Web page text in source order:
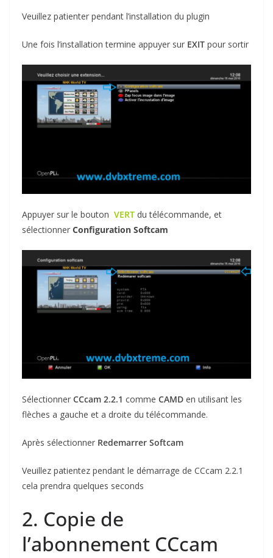
Veuillez patienter pendant l’installation du plugin
Une fois l’installation termine appuyer sur EXIT pour sortir
Appuyer sur le bouton VERT du télécommande, et
sélectionner Configuration Softcam
Sélectionner CCcam 2.2.1 comme CAMD en utilisant les
flèches a gauche et a droite du télécommande.
Après sélectionner Redemarrer Softcam
Veuillez patientez pendant le démarrage de CCcam 2.2.1
cela prendra quelques seconds
2. Copie de
l’abonnement CCcam